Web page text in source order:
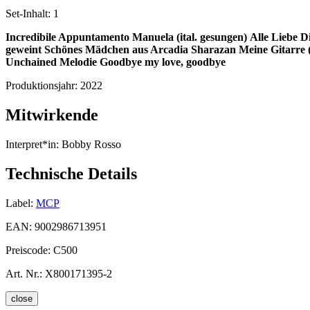
Set-Inhalt: 1
Incredibile Appuntamento Manuela (ital. gesungen) Alle Liebe
geweint Schönes Mädchen aus Arcadia Sharazan Meine Gitarre
Unchained Melodie Goodbye my love, goodbye
Produktionsjahr: 2022
Mitwirkende
Interpret*in: Bobby Rosso
Technische Details
Label: MCP
EAN: 9002986713951
Preiscode: C500
Art. Nr.: X800171395-2
close